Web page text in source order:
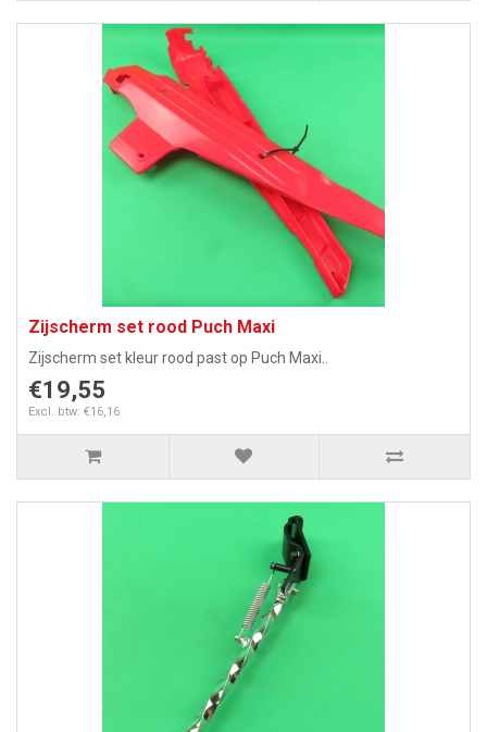
Zijscherm set rood Puch Maxi
Zijscherm set kleur rood past op Puch Maxi..
€19,55
Excl. btw: €16,16